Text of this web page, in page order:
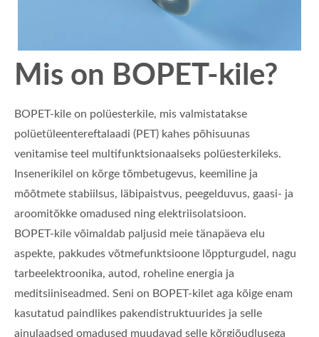
Mis on BOPET-kile?
BOPET-kile on polüesterkile, mis valmistatakse
polüetüleentereftalaadi (PET) kahes põhisuunas
venitamise teel multifunktsionaalseks polüesterkileks.
Insenerikilel on kõrge tõmbetugevus, keemiline ja
mõõtmete stabiilsus, läbipaistvus, peegelduvus, gaasi- ja
aroomitõkke omadused ning elektriisolatsioon.
BOPET-kile võimaldab paljusid meie tänapäeva elu
aspekte, pakkudes võtmefunktsioone lõppturgudel, nagu
tarbeelektroonika, autod, roheline energia ja
meditsiiniseadmed. Seni on BOPET-kilet aga kõige enam
kasutatud paindlikes pakendistruktuurides ja selle
ainulaadsed omadused muudavad selle kõrgjõudlusega